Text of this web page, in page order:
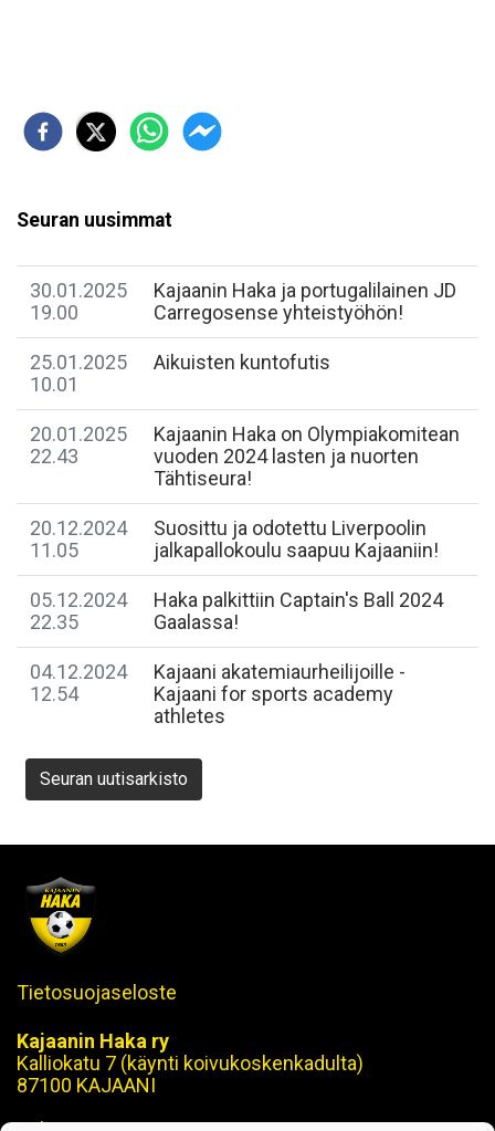
Seuran uusimmat
30.01.2025
19.00
Kajaanin Haka ja portugalilainen JD
Carregosense yhteistyöhön!
25.01.2025
10.01
Aikuisten kuntofutis
20.01.2025
22.43
Kajaanin Haka on Olympiakomitean
vuoden 2024 lasten ja nuorten
Tähtiseura!
20.12.2024
11.05
Suosittu ja odotettu Liverpoolin
jalkapallokoulu saapuu Kajaaniin!
05.12.2024
22.35
Haka palkittiin Captain's Ball 2024
Gaalassa!
04.12.2024
12.54
Kajaani akatemiaurheilijoille -
Kajaani for sports academy
athletes
Seuran uutisarkisto
Tietosuojaseloste
Kajaanin Haka ry
Kalliokatu 7 (käynti koivukoskenkadulta)
87100 KAJAANI